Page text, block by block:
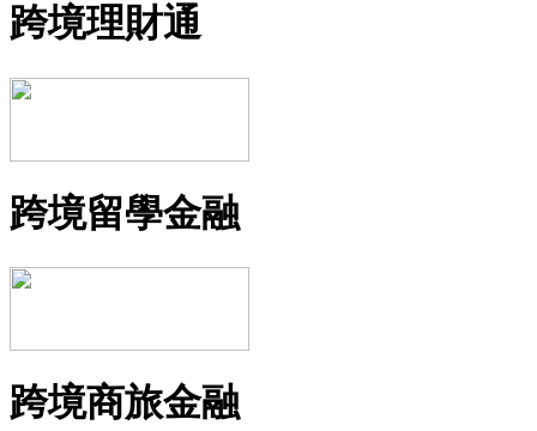
跨境理財通
跨境留學金融
跨境商旅金融